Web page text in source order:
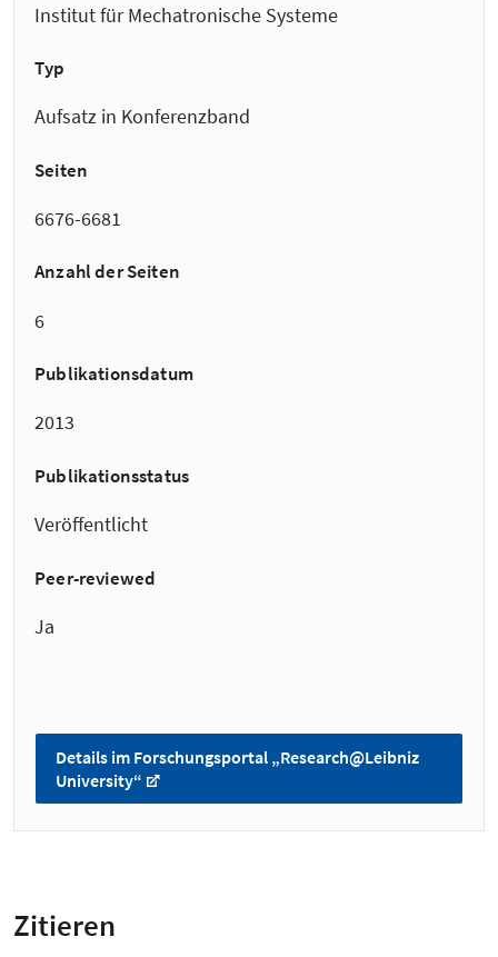
Institut für Mechatronische Systeme
Typ
Aufsatz in Konferenzband
Seiten
6676-6681
Anzahl der Seiten
6
Publikationsdatum
2013
Publikationsstatus
Veröffentlicht
Peer-reviewed
Ja
Details im Forschungsportal „Research@Leibniz
University“
Zitieren